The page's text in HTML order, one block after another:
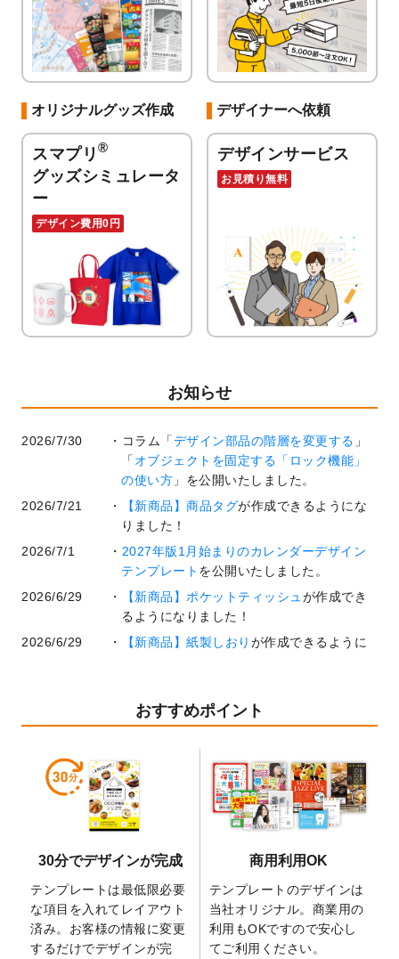
オリジナルグッズ作成
スマプリ ®
グッズシミュレータ
ー
デザイン費用0円
デザイナーへ依頼
デザインサービス
お見積り無料
お知らせ
2026/7/30 コラム「デザイン部品の階層を変更する 」
「 オブジェクトを固定する「ロック機能」
の使い方 」を公開いたしました。
2026/7/21
【新商品】商品タグが作成できるようにな
りました！
2026/7/1
2027年版1月始まりのカレンダーデザイン
テンプレート を公開いたしました。
2026/6/29
【新商品】ポケットティッシュが作成でき
るようになりました！
2026/6/29
【新商品】紙製しおり が作成できるように
業効率を上げる便利な操作方法3選！
開いたしました。
暑中見舞いのデザインテンプレート
しました。
2026/5/28
【新商品】マグネットステッカーが作成で
きるようになりました！
の全4ステップを解説！」を公開いたしまし
た。
2026/4/23
コラム「 画像の配置・差し替え・トリミン
グ」「テンプレート間でパーツを流用する
方法」を公開いたしました。
おすすめポイント
30分でデザインが完成
テンプレートは最低限必要
な項目を入れてレイアウト
済み。お客様の情報に変更
するだけでデザインが完
商用利用OK
テンプレートのデザインは
当社オリジナル。商業用の
利用もOKですので安心し
てご利用ください。